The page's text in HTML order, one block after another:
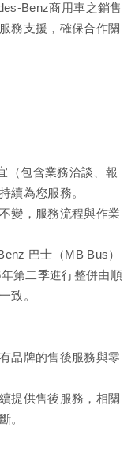
Benz商用車之銷售
務支援，確保合作關
（包含業務洽談、報
續為您服務。
變，服務流程與作業
巴士（MB Bus）
第二季進行整併由順
致。
品牌的售後服務與零
提供售後服務，相關
。